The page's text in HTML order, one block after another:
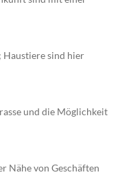
Haustiere sind hier
und die Möglichkeit
Nähe von Geschäften